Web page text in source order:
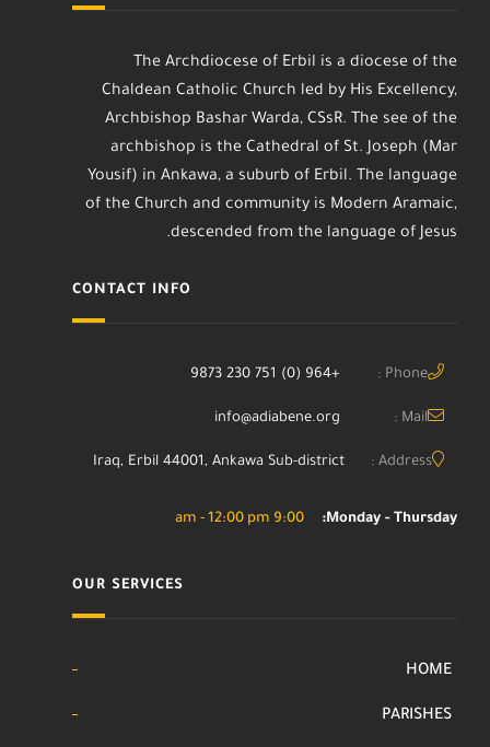
The Archdiocese of Erbil is a diocese of the
Chaldean Catholic Church led by His Excellency,
Archbishop Bashar Warda, CSsR. The see of the
archbishop is the Cathedral of St. Joseph (Mar
Yousif) in Ankawa, a suburb of Erbil. The language
of the Church and community is Modern Aramaic,
descended from the language of Jesus.
CONTACT INFO
Phone :
+964 (0) 751 230 9873
Mail :
info@adiabene.org
Address :
Iraq, Erbil 44001, Ankawa Sub-district
Monday - Thursday:
9:00 am - 12:00 pm
OUR SERVICES
HOME
PARISHES